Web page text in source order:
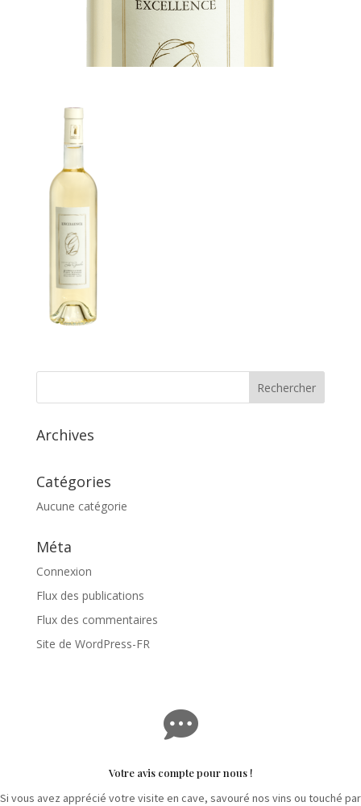
Archives
Catégories
Aucune catégorie
Méta
Connexion
Flux des publications
Flux des commentaires
Site de WordPress-FR

Votre avis compte pour nous !
Si vous avez apprécié votre visite en cave, savouré nos vins ou touché par